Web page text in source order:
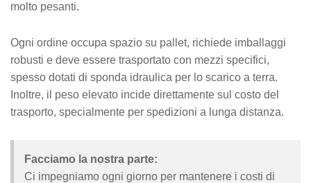
molto pesanti.
Ogni ordine occupa spazio su pallet, richiede imballaggi
robusti e deve essere trasportato con mezzi specifici,
spesso dotati di sponda idraulica per lo scarico a terra.
Inoltre, il peso elevato incide direttamente sul costo del
trasporto, specialmente per spedizioni a lunga distanza.
Facciamo la nostra parte:
Ci impegniamo ogni giorno per mantenere i costi di